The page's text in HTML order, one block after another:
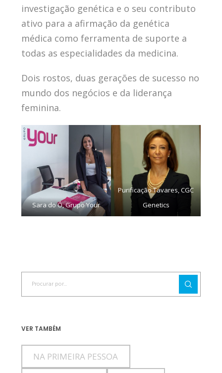
investigação genética e o seu contributo
ativo para a afirmação da genética
médica como ferramenta de suporte a
todas as especialidades da medicina.
Dois rostos, duas gerações de sucesso no
mundo dos negócios e da liderança
feminina.
Sara do Ó, Grupo Your
Purificação Tavares, CGC
Genetics
VER TAMBÉM
NA PRIMEIRA PESSOA